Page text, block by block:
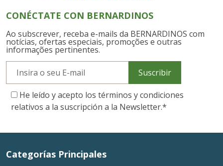
CONÉCTATE CON BERNARDINOS
Ao subscrever, receba e-mails da BERNARDINOS com
notícias, ofertas especiais, promoções e outras
informações pertinentes.
Suscribir
He leído y acepto los términos y condiciones
relativos a la suscripción a la Newsletter.*
Categorías Principales